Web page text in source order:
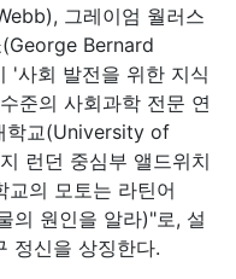
그레이엄 월러스
Bernard
'사회 발전을 위한 지식
준의 사회과학 전문 연
학교(University of
런던 중심부 앨드위치
의 모토는 라틴어
의 원인을 알라)"로, 설
정신을 상징한다.